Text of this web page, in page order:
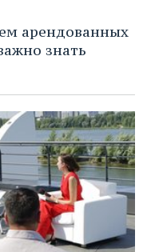
арендованных
знать